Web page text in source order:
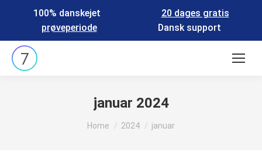
100% danskejet
20 dages gratis
prøveperiode
Dansk support
Search:
januar 2024
You are here:
Home 2024 januar